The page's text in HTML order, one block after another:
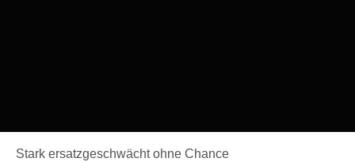
Stark ersatzgeschwächt ohne Chance